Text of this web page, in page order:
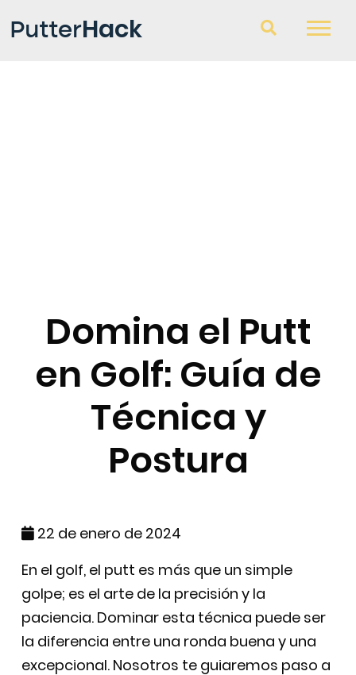
PutterHack
Domina el Putt
en Golf: Guía de
Técnica y
Postura
22 de enero de 2024
En el golf, el putt es más que un simple
golpe; es el arte de la precisión y la
paciencia. Dominar esta técnica puede ser
la diferencia entre una ronda buena y una
excepcional. Nosotros te guiaremos paso a